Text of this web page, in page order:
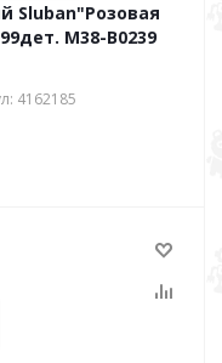
Sluban"Розовая
М38-В0239
4162185